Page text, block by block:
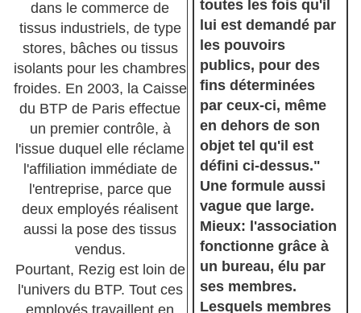
toutes les fois qu'il
lui est demandé par
les pouvoirs
publics, pour des
fins déterminées
par ceux-ci, même
en dehors de son
objet tel qu'il est
défini ci-dessus."
Une formule aussi
vague que large.
Mieux: l'association
fonctionne grâce à
un bureau, élu par
ses membres.
Lesquels membres
dans le commerce de
tissus industriels, de type
stores, bâches ou tissus
isolants pour les chambres
froides. En 2003, la Caisse
du BTP de Paris effectue
un premier contrôle, à
l'issue duquel elle réclame
l'affiliation immédiate de
l'entreprise, parce que
deux employés réalisent
aussi la pose des tissus
vendus.
Pourtant, Rezig est loin de
l'univers du BTP. Tout ces
employés travaillent en